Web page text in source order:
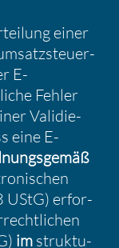
einer
E-
Fehler
Validie­
eine E-
UStG) erfor­
im struk­tu­